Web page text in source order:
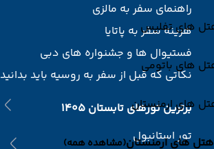
های تفلیس
های باتومی
های ارمنستان
هتل های ارمنستان(مشاهده همه)
راهنمای سفر به مالزی
هزینه سفر به پاتایا
فستیوال ها و جشنواره های دبی
نکاتی که قبل از سفر به روسیه باید بدانید
برترین تورهای تابستان 1405
تور استانبول